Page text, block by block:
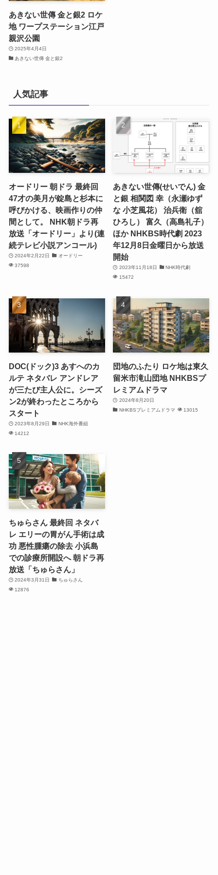
あきない世傳 金と銀2 ロケ
地 ワープステーション江戸
親沢公園
2025年4月4日
あきない世傳 金と銀2
人気記事
オードリー 朝ドラ 最終回
47才の美月が錠島と杉本に
呼びかける、映画作りの仲
間として。 NHK朝ドラ再
放送「オードリー」より(連
続テレビ小説アンコール)
2024年2月22日
オードリー
37598
あきない世傳(せいでん) 金
と銀 相関図 幸（永瀬ゆず
な 小芝風花） 治兵衛（舘
ひろし） 富久（高島礼子）
ほか NHKBS時代劇 2023
年12月8日金曜日から放送
開始
2023年11月18日
NHK時代劇
15472
DOC(ドック)3 あすへのカ
ルテ ネタバレ アンドレア
が三たび主人公に。シーズ
ン2が終わったところから
スタート
2023年8月29日
NHK海外番組
14212
団地のふたり ロケ地は東久
留米市滝山団地 NHKBSプ
レミアムドラマ
2024年8月20日
NHKBSプレミアムドラマ
13015
ちゅらさん 最終回 ネタバ
レ エリーの胃がん手術は成
功 悪性腫瘍の除去 小浜島
での診療所開設へ 朝ドラ再
放送「ちゅらさん」
2024年3月31日
ちゅらさん
12876